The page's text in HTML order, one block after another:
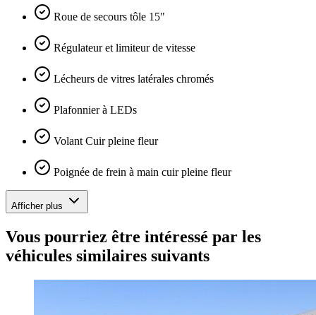
Roue de secours tôle 15"
Régulateur et limiteur de vitesse
Lécheurs de vitres latérales chromés
Plafonnier à LEDs
Volant Cuir pleine fleur
Poignée de frein à main cuir pleine fleur
Afficher plus
Vous pourriez être intéressé par les
véhicules similaires suivants